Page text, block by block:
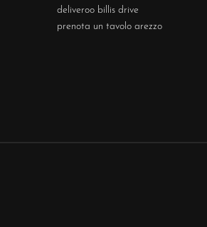
deliveroo billis drive
prenota un tavolo arezzo